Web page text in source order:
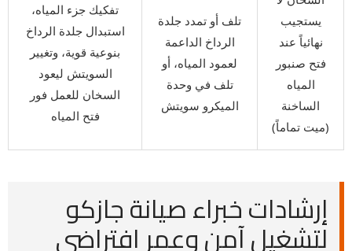
يستجيب
نهائياً عند
فتح صنبور
المياه
الساخنة
(ميت تماماً)
تلف أو تمدد جلدة
الرداخ الداعمة
لعمود المياه، أو
تلف في وحدة
الميكرو سويتش
تفكيك جزء المياه،
استبدال جلدة الرداخ
بنوعية قوية، وتغيير
السويتش ليعود
السخان للعمل فور
فتح المياه
إرشادات خبراء صيانة جازكو
لتشغيل آمن وعمر افتراضي